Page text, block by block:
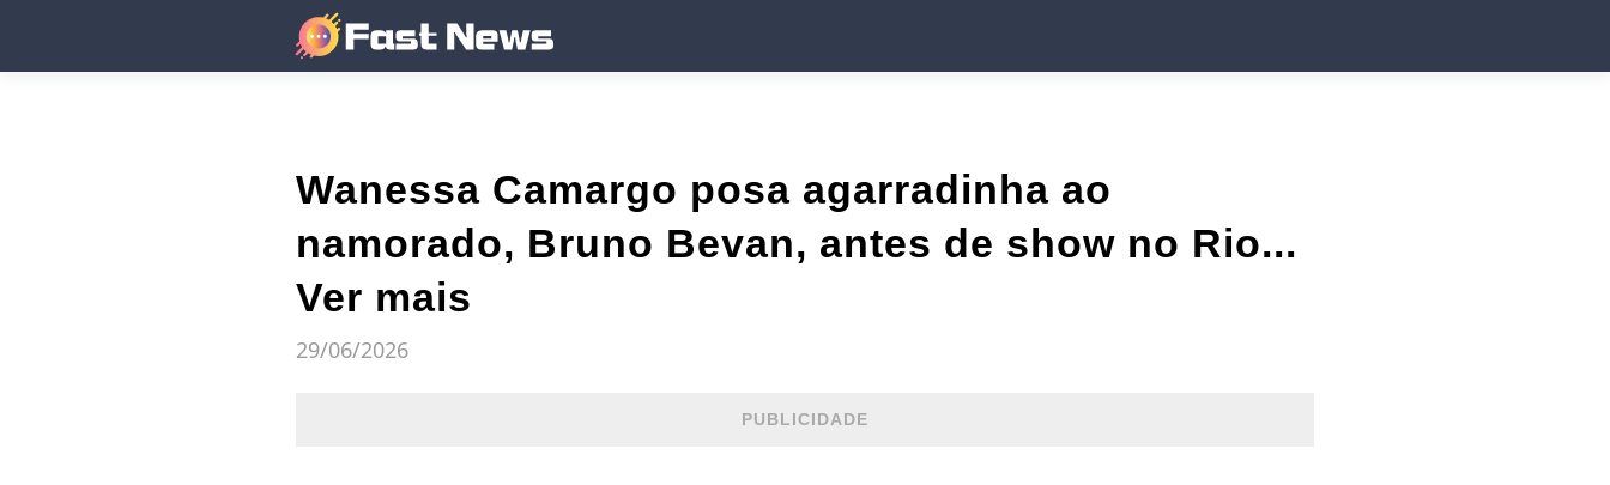
Wanessa Camargo posa agarradinha ao
namorado, Bruno Bevan, antes de show no Rio...
Ver mais
29/06/2026
PUBLICIDADE